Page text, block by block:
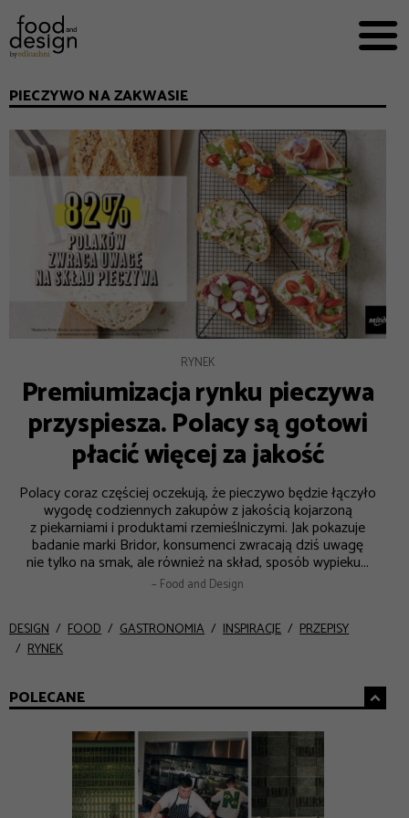


EKSPERCI
FOOD WORKING
E-BOOKI
O NAS
REKLAMA
PIECZYWO NA ZAKWASIE
RYNEK
Premiumizacja rynku pieczywa
przyspiesza. Polacy są gotowi
płacić więcej za jakość
Polacy coraz częściej oczekują, że pieczywo będzie łączyło
wygodę codziennych zakupów z jakością kojarzoną
z piekarniami i produktami rzemieślniczymi. Jak pokazuje
badanie marki Bridor, konsumenci zwracają dziś uwagę
nie tylko na smak, ale również na skład, sposób wypieku...
– Food and Design
DESIGN FOOD GASTRONOMIA INSPIRACJE
PRZEPISY
RYNEK
POLECANE